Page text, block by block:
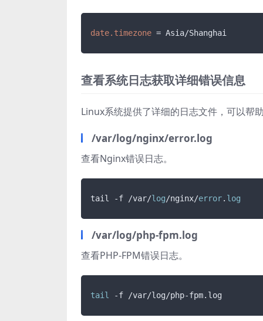
date.timezone
查看系统日志获取详细错误信息
Linux系统提供了详细的日志文件，可以帮助
/var/log/nginx/error.log
查看Nginx错误日志。
tail -f /var/log/nginx/error. log
/var/log/php-fpm.log
查看PHP-FPM错误日志。
tail